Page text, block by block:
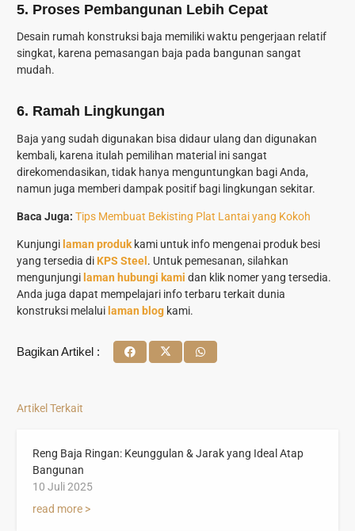
5. Proses Pembangunan Lebih Cepat
Desain rumah konstruksi baja memiliki waktu pengerjaan relatif
singkat, karena pemasangan baja pada bangunan sangat
mudah.
6. Ramah Lingkungan
Baja yang sudah digunakan bisa didaur ulang dan digunakan
kembali, karena itulah pemilihan material ini sangat
direkomendasikan, tidak hanya menguntungkan bagi Anda,
namun juga memberi dampak positif bagi lingkungan sekitar.
Baca Juga: Tips Membuat Bekisting Plat Lantai yang Kokoh
Kunjungi laman produkkami untuk info mengenai produk besi
yang tersedia di KPS Steel . Untuk pemesanan, silahkan
mengunjungi laman hubungi kami dan klik nomer yang tersedia.
Anda juga dapat mempelajari info terbaru terkait dunia
konstruksi melalui laman blog kami.
Bagikan Artikel :
Artikel Terkait
Reng Baja Ringan: Keunggulan & Jarak yang Ideal Atap
Bangunan
10 Juli 2025
read more >